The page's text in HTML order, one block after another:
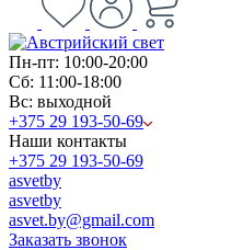
Пн-пт: 10:00-20:00
Сб: 11:00-18:00
Вс: выходной
+375 29 193-50-69
Наши контакты
+375 29 193-50-69
asvetby
asvetby
asvet.by@gmail.com
Заказать звонок